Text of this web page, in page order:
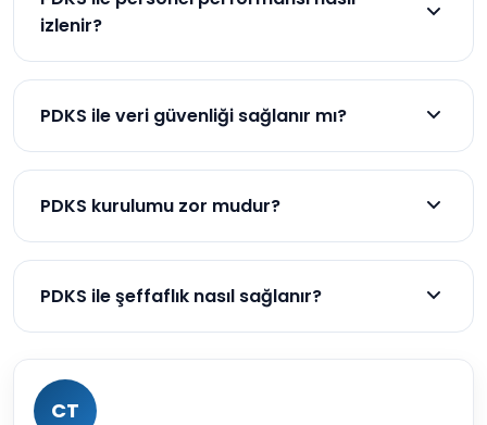
izlenir?
Çalışanların iş saatleri, izin kullanımları ve fazla
yapılabilir.
PDKS ile veri güvenliği sağlanır mı?
Evet, tüm veriler dijital ortamda güvenli bir şekilde
PDKS kurulumu zor mudur?
Hayır, uzman ekipler tarafından hızlı ve kolay bir
PDKS ile şeffaflık nasıl sağlanır?
CT